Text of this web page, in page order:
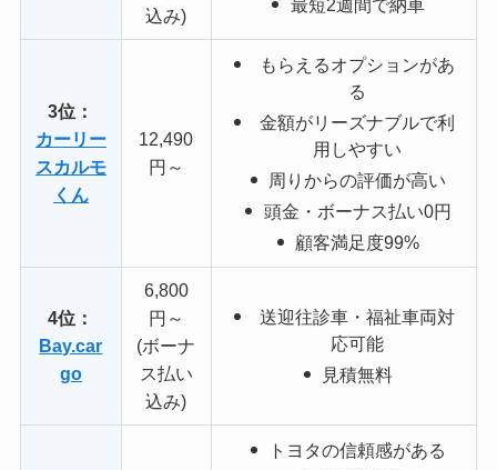
込み)
最短2週間で納車
3位：
カーリー
スカルモ
くん
12,490
円～
もらえるオプションがあ
る
金額がリーズナブルで利
用しやすい
周りからの評価が高い
頭金・ボーナス払い0円
顧客満足度99%
4位：
Bay.car
go
6,800
円～
(ボーナ
ス払い
込み)
送迎往診車・福祉車両対
応可能
見積無料
トヨタの信頼感がある